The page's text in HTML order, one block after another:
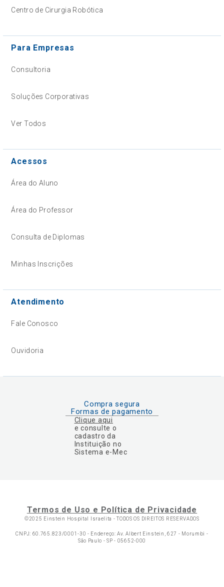
Centro de Cirurgia Robótica
Para Empresas
Consultoria
Soluções Corporativas
Ver Todos
Acessos
Área do Aluno
Área do Professor
Consulta de Diplomas
Minhas Inscrições
Atendimento
Fale Conosco
Ouvidoria
Compra segura
Formas de pagamento
Clique aqui
e consulte o
cadastro da
Instituição no
Sistema e-Mec
Termos de Uso e Política de Privacidade
©2025 Einstein Hospital Israelita -TODOS OS DIREITOS RESERVADOS
CNPJ: 60.765.823/0001-30 - Endereço: Av. Albert Einstein, 627 - Morumbi -
São Paulo - SP - 05652-000